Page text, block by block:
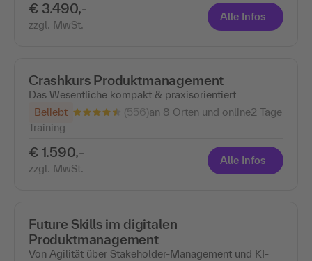
€ 3.490,-
zzgl. MwSt.
Alle Infos
Crashkurs Produktmanagement
Das Wesentliche kompakt & praxisorientiert
Beliebt
(556)an 8 Orten und online2 Tage
Training
€ 1.590,-
zzgl. MwSt.
Alle Infos
Future Skills im digitalen
Produktmanagement
Von Agilität über Stakeholder-Management und KI-